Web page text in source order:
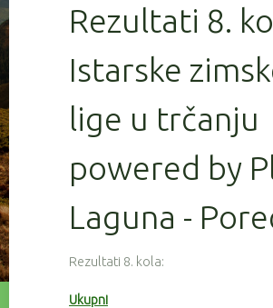
Rezultati 8.
Istarske
lige u trčanju
powered by
Laguna -
Rezultati 8. kola:
Ukupni